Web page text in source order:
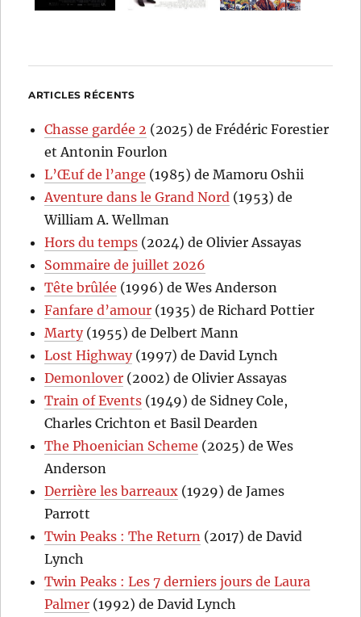
ARTICLES RÉCENTS
Chasse gardée 2 (2025) de Frédéric Forestier
et Antonin Fourlon
L’Œuf de l’ange (1985) de Mamoru Oshii
Aventure dans le Grand Nord (1953) de
William A. Wellman
Hors du temps (2024) de Olivier Assayas
Sommaire de juillet 2026
Tête brûlée (1996) de Wes Anderson
Fanfare d’amour (1935) de Richard Pottier
Marty(1955) de Delbert Mann
Lost Highway(1997) de David Lynch
Demonlover (2002) de Olivier Assayas
Train of Events (1949) de Sidney Cole,
Charles Crichton et Basil Dearden
The Phoenician Scheme (2025) de Wes
Anderson
Derrière les barreaux (1929) de James
Parrott
Twin Peaks : The Return (2017) de David
Lynch
Twin Peaks : Les 7 derniers jours de Laura
Palmer (1992) de David Lynch